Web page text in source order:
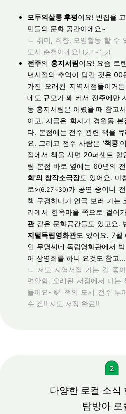
모두의살롱 후평이요! 빈집을
민들의 문화 공간이에요~
ㄴ 취미, 취향, 모임활동 할 수
도시 춘천이네요! (⸝⸝◜~◝⸝⸝)
전주의 홍지서림이요! 요즘 트
년시절의 추억이 담긴 것은 00
가진 오래된 지역서점들이거
데도 규모가 꽤 커서 전주에만
동 홍지서림은 어렸을 때 참고
이고, 지금은 회사가 경원동
다. 본점에는 전주 관련 책을
요. 그리고 전주 사람은 '책쿵'
점에서 책을 사면 20퍼센트 할
림 본점 바로 옆에는 60년의
회'의 창작소극장도 있어요. 마
로>(6.27~30)가 공연 중이니
책 구경하다가 연극 보러 가는
리에서 한옥마을 쪽으로 걸어
관같은 문화공간들도 있고요.
지털독립영화관도 있어요. 7월
인 무명씨네 독립영화관에서
어 상영회를 하니 요것도 참고
ㄴ 저도 지역서점 가는 걸 좋
편안함, 오래된 서점에서 나는
들어요~🍃 책의 도시 전주 투
수 죠!! 지도 저장 완료!!
다양한 로컬 소식
탐방아 로